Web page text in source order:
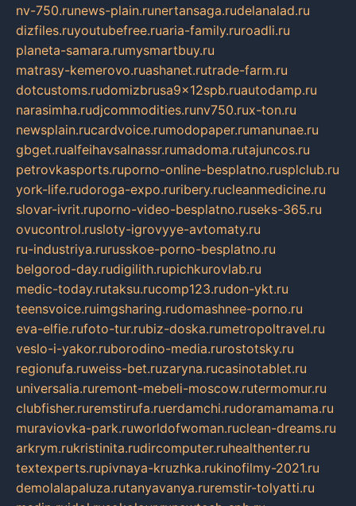
nv-750.runews-plain.runertansaga.rudelanalad.ru
dizfiles.ruyoutubefree.ruaria-family.ruroadli.ru
planeta-samara.rumysmartbuy.ru
matrasy-kemerovo.ruashanet.rutrade-farm.ru
dotcustoms.rudomizbrusa9x12spb.ruautodamp.ru
narasimha.rudjcommodities.runv750.rux-ton.ru
newsplain.rucardvoice.rumodopaper.rumanunae.ru
gbget.rualfeihavsalnassr.rumadoma.rutajuncos.ru
petrovkasports.ruporno-online-besplatno.rusplclub.ru
york-life.rudoroga-expo.ruribery.rucleanmedicine.ru
slovar-ivrit.ruporno-video-besplatno.ruseks-365.ru
ovucontrol.rusloty-igrovyye-avtomaty.ru
ru-industriya.rurusskoe-porno-besplatno.ru
belgorod-day.rudigilith.rupichkurovlab.ru
medic-today.rutaksu.rucomp123.rudon-ykt.ru
teensvoice.ruimgsharing.rudomashnee-porno.ru
eva-elfie.rufoto-tur.rubiz-doska.rumetropoltravel.ru
veslo-i-yakor.ruborodino-media.rurostotsky.ru
regionufa.ruweiss-bet.ruzaryna.rucasinotablet.ru
universalia.ruremont-mebeli-moscow.rutermomur.ru
clubfisher.ruremstirufa.ruerdamchi.rudoramamama.ru
muraviovka-park.ruworldofwoman.ruclean-dreams.ru
arkrym.rukristinita.rudircomputer.ruhealthenter.ru
textexperts.rupivnaya-kruzhka.rukinofilmy-2021.ru
demolalapaluza.rutanyavanya.ruremstir-tolyatti.ru